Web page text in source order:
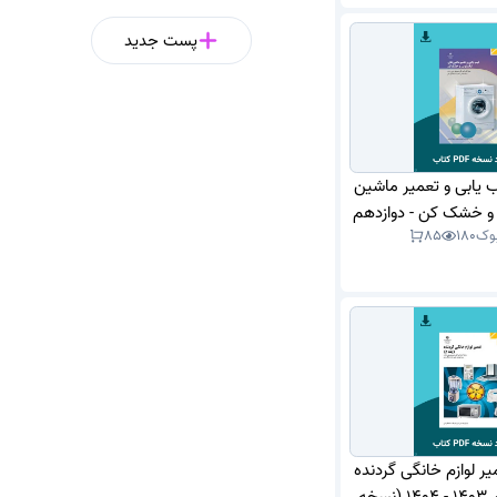
یابی و تعمیر ماشین
و خشک کن - دوازدهم
180
85
لوازم خانگی گردنده
پست جدید